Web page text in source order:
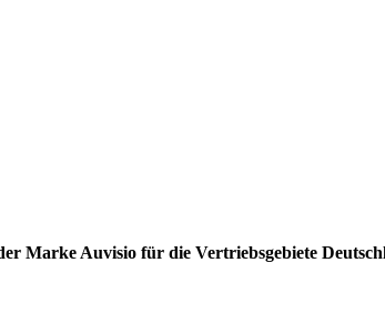
Marke Auvisio für die Vertriebsgebiete